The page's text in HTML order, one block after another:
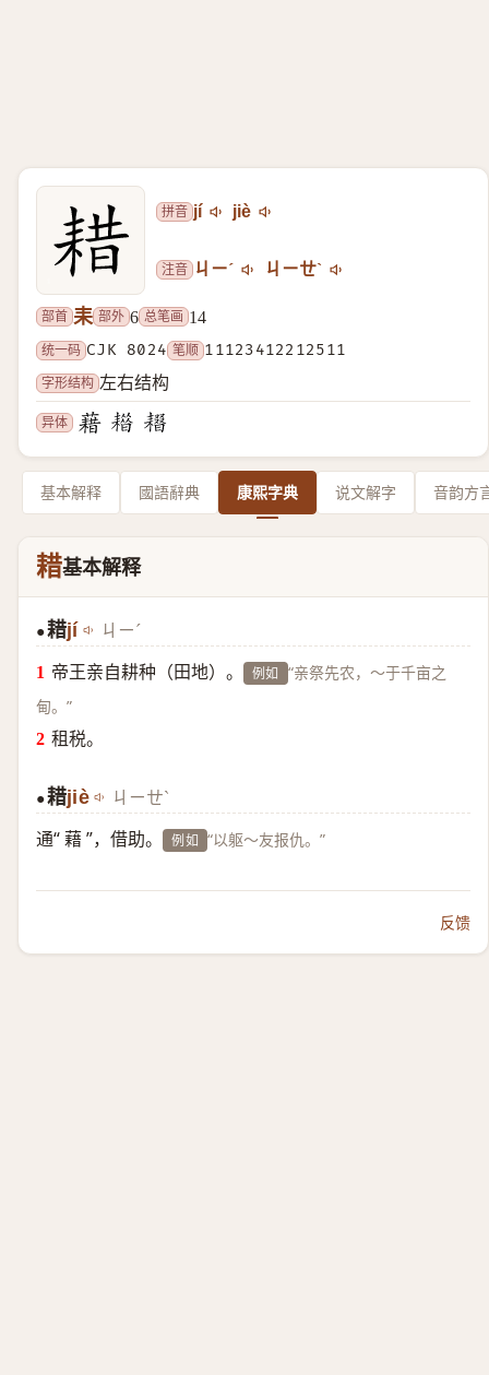
拼音 jí jiè
注音 ㄐㄧˊ ㄐㄧㄝˋ
部首 耒 部外 6 总笔画 14
统一码 CJK 8024 笔顺 11123412212511
字形结构 左右结构
异体
基本解释 國語辭典 康熙字典 说文解字 音韵方
耤基本解释
●耤jí ㄐㄧˊ
帝王亲自耕种（田地）。 例如 “亲祭先农，～于千亩之
甸。”
租税。
●耤jiè ㄐㄧㄝˋ
通“ 藉 ”，借助。 例如 “以躯～友报仇。”
反馈